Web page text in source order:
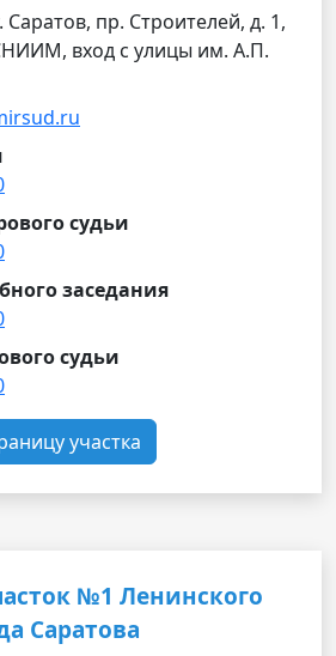
Саратов, пр. Строителей, д. 1,
вход с улицы им. А.П.
судьи
заседания
судьи
участка
№1 Ленинского
Саратова